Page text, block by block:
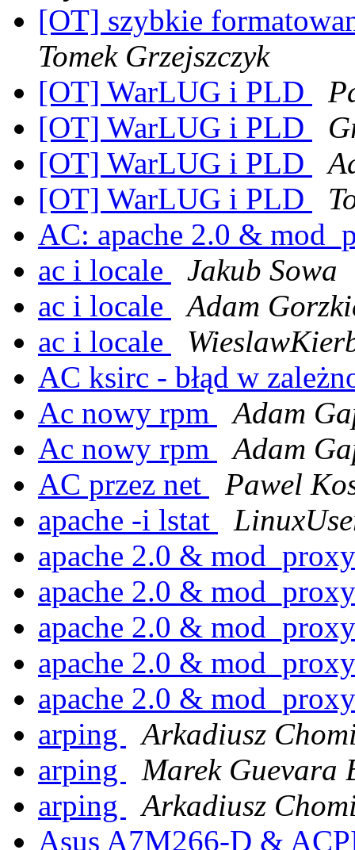
[OT] szybkie
Tomek Grzejszczyk
[OT] WarLUG i PLD
[OT] WarLUG i PLD
[OT] WarLUG i PLD
[OT] WarLUG i PLD
AC: apache 2.0 &
ac i locale
Jakub Sowa
ac i locale
Adam
ac i locale
AC ksirc - błąd w
Ac nowy rpm
Adam
Ac nowy rpm
Adam
AC przez net
Pawel
apache -i lstat
apache 2.0 &
apache 2.0 &
apache 2.0 &
apache 2.0 &
apache 2.0 &
arping
Arkadiusz
arping
Marek Guevara
arping
Arkadiusz
Asus A7M266-D &